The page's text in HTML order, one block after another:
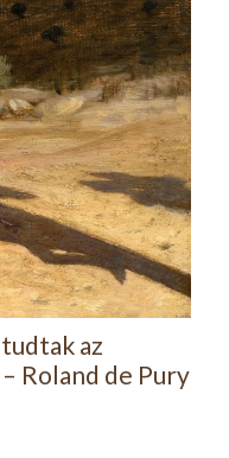
az
Roland de Pury